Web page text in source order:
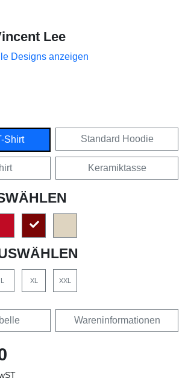
Lee
Designs anzeigen
Shirt Standard Hoodie
Keramiktasse
L XL XXL
Wareninformationen